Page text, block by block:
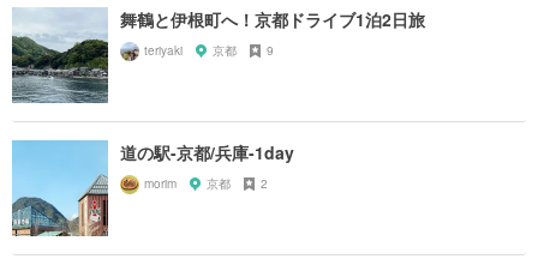
舞鶴と伊根町へ！京都ドライブ1泊2日旅
teriyaki 京都 9
道の駅-京都/兵庫-1day
morim 京都 2